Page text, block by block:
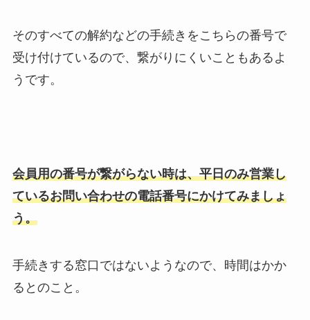
そのすべての解約などの手続きをこちらの番号で
受け付けているので、繋がりにくいこともあるよ
うです。
会員用の番号が繋がらない時は、平日のみ営業し
ているお問い合わせの電話番号にかけてみましょ
う。
手続きする窓口ではないようなので、時間はかか
るとのこと。